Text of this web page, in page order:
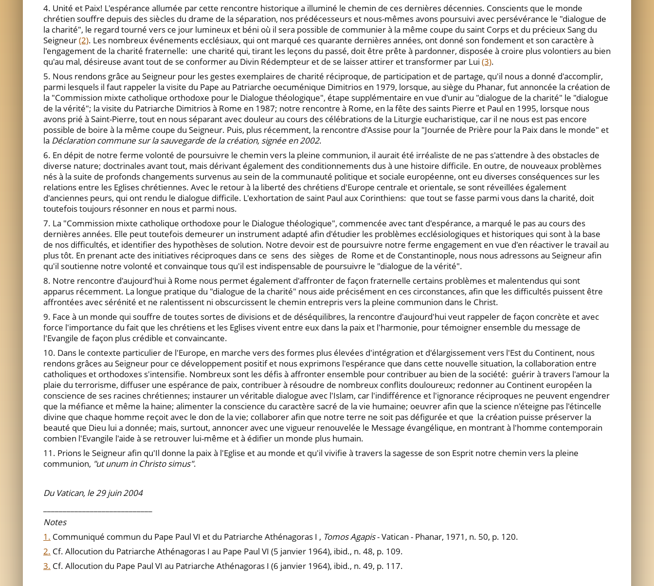
4. Unité et Paix! L'espérance allumée par cette rencontre historique a illuminé le chemin de ces dernières décennies. Conscients que le monde
chrétien souffre depuis des siècles du drame de la séparation, nos prédécesseurs et nous-mêmes avons poursuivi avec persévérance le "dialogue de
la charité", le regard tourné vers ce jour lumineux et béni où il sera possible de communier à la même coupe du saint Corps et du précieux Sang du
Seigneur(2). Les nombreux événements ecclésiaux, qui ont marqué ces quarante dernières années, ont donné son fondement et son caractère à
l'engagement de la charité fraternelle: une charité qui, tirant les leçons du passé, doit être prête à pardonner, disposée à croire plus volontiers au bien
qu'au mal, désireuse avant tout de se conformer au Divin Rédempteur et de se laisser attirer et transformer par Lui (3).
5. Nous rendons grâce au Seigneur pour les gestes exemplaires de charité réciproque, de participation et de partage, qu'il nous a donné d'accomplir,
parmi lesquels il faut rappeler la visite du Pape au Patriarche oecuménique Dimitrios en 1979, lorsque, au siège du Phanar, fut annoncée la création de
la "Commission mixte catholique orthodoxe pour le Dialogue théologique", étape supplémentaire en vue d'unir au "dialogue de la charité" le "dialogue
de la vérité"; la visite du Patriarche Dimitrios à Rome en 1987; notre rencontre à Rome, en la fête des saints Pierre et Paul en 1995, lorsque nous
avons prié à Saint-Pierre, tout en nous séparant avec douleur au cours des célébrations de la Liturgie eucharistique, car il ne nous est pas encore
possible de boire à la même coupe du Seigneur. Puis, plus récemment, la rencontre d'Assise pour la "Journée de Prière pour la Paix dans le monde" et
la Déclaration commune sur la sauvegarde de la création, signée en 2002.
6. En dépit de notre ferme volonté de poursuivre le chemin vers la pleine communion, il aurait été irréaliste de ne pas s'attendre à des obstacles de
diverse nature; doctrinales avant tout, mais dérivant également des conditionnements dus à une histoire difficile. En outre, de nouveaux problèmes
nés à la suite de profonds changements survenus au sein de la communauté politique et sociale européenne, ont eu diverses conséquences sur les
relations entre les Eglises chrétiennes. Avec le retour à la liberté des chrétiens d'Europe centrale et orientale, se sont réveillées également
d'anciennes peurs, qui ont rendu le dialogue difficile. L'exhortation de saint Paul aux Corinthiens: que tout se fasse parmi vous dans la charité, doit
toutefois toujours résonner en nous et parmi nous.
7. La "Commission mixte catholique orthodoxe pour le Dialogue théologique", commencée avec tant d'espérance, a marqué le pas au cours des
dernières années. Elle peut toutefois demeurer un instrument adapté afin d'étudier les problèmes ecclésiologiques et historiques qui sont à la base
de nos difficultés, et identifier des hypothèses de solution. Notre devoir est de poursuivre notre ferme engagement en vue d'en réactiver le travail au
plus tôt. En prenant acte des initiatives réciproques dans ce sens des sièges de Rome et de Constantinople, nous nous adressons au Seigneur afin
qu'il soutienne notre volonté et convainque tous qu'il est indispensable de poursuivre le "dialogue de la vérité".
8. Notre rencontre d'aujourd'hui à Rome nous permet également d'affronter de façon fraternelle certains problèmes et malentendus qui sont
apparus récemment. La longue pratique du "dialogue de la charité" nous aide précisément en ces circonstances, afin que les difficultés puissent être
affrontées avec sérénité et ne ralentissent ni obscurcissent le chemin entrepris vers la pleine communion dans le Christ.
9. Face à un monde qui souffre de toutes sortes de divisions et de déséquilibres, la rencontre d'aujourd'hui veut rappeler de façon concrète et avec
force l'importance du fait que les chrétiens et les Eglises vivent entre eux dans la paix et l'harmonie, pour témoigner ensemble du message de
l'Evangile de façon plus crédible et convaincante.
10. Dans le contexte particulier de l'Europe, en marche vers des formes plus élevées d'intégration et d'élargissement vers l'Est du Continent, nous
rendons grâces au Seigneur pour ce développement positif et nous exprimons l'espérance que dans cette nouvelle situation, la collaboration entre
catholiques et orthodoxes s'intensifie. Nombreux sont les défis à affronter ensemble pour contribuer au bien de la société: guérir à travers l'amour la
plaie du terrorisme, diffuser une espérance de paix, contribuer à résoudre de nombreux conflits douloureux; redonner au Continent européen la
conscience de ses racines chrétiennes; instaurer un véritable dialogue avec l'Islam, car l'indifférence et l'ignorance réciproques ne peuvent engendrer
que la méfiance et même la haine; alimenter la conscience du caractère sacré de la vie humaine; oeuvrer afin que la science n'éteigne pas l'étincelle
divine que chaque homme reçoit avec le don de la vie; collaborer afin que notre terre ne soit pas défigurée et que la création puisse préserver la
beauté que Dieu lui a donnée; mais, surtout, annoncer avec une vigueur renouvelée le Message évangélique, en montrant à l'homme contemporain
combien l'Evangile l'aide à se retrouver lui-même et à édifier un monde plus humain.
11. Prions le Seigneur afin qu'Il donne la paix à l'Eglise et au monde et qu'il vivifie à travers la sagesse de son Esprit notre chemin vers la pleine
communion, "ut unum in Christo simus".
Du Vatican, le 29 juin 2004
Notes
1. Communiqué commun du Pape Paul VI et du Patriarche Athénagoras I , Tomos Agapis- Vatican - Phanar, 1971, n. 50, p. 120.
2. Cf. Allocution du Patriarche Athénagoras I au Pape Paul VI (5 janvier 1964), ibid., n. 48, p. 109.
3. Cf. Allocution du Pape Paul VI au Patriarche Athénagoras I (6 janvier 1964), ibid., n. 49, p. 117.